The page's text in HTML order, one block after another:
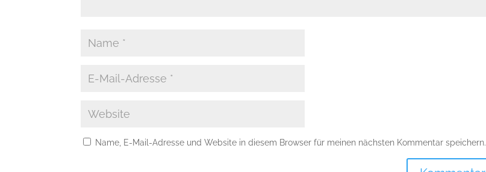
Name, E-Mail-Adresse und Website in diesem Browser für meinen nächsten Kommentar speichern.